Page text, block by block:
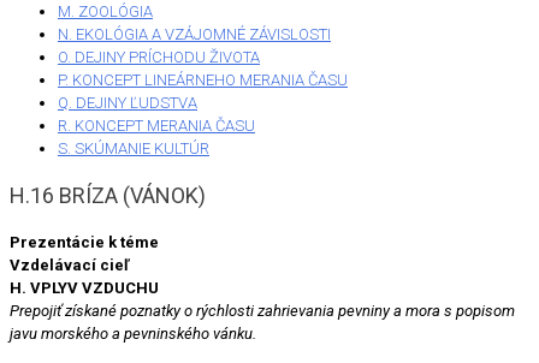
M. ZOOLÓGIA
N. EKOLÓGIA A VZÁJOMNÉ ZÁVISLOSTI
O. DEJINY PRÍCHODU ŽIVOTA
P. KONCEPT LINEÁRNEHO MERANIA ČASU
Q. DEJINY ĽUDSTVA
R. KONCEPT MERANIA ČASU
S. SKÚMANIE KULTÚR
H.16 BRÍZA (VÁNOK)
Prezentácie k téme
Vzdelávací cieľ
H. VPLYV VZDUCHU
Prepojiť získané poznatky o rýchlosti zahrievania pevniny a mora s popisom
javu morského a pevninského vánku.